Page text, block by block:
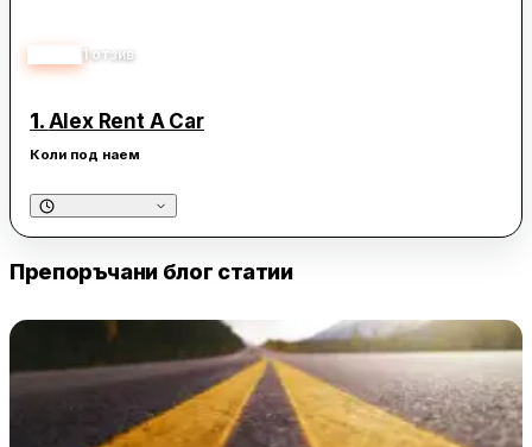
1 отзив
1. Alex Rent A Car
Коли под наем
Препоръчани блог статии